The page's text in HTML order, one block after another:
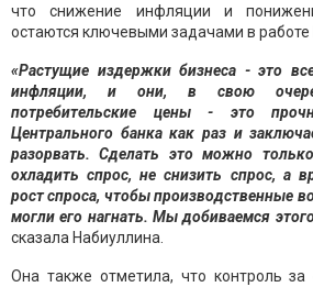
что снижение инфляции и
остаются ключевыми задачами в работе
«Растущие издержки бизнеса - это
инфляции, и они, в свою
потребительские цены - это
Центрального банка как раз и
разорвать. Сделать это можно
охладить спрос, не снизить спрос, а
рост спроса, чтобы производственные
могли его нагнать. Мы добиваемся
сказала Набиуллина.
Она также отметила, что контроль за